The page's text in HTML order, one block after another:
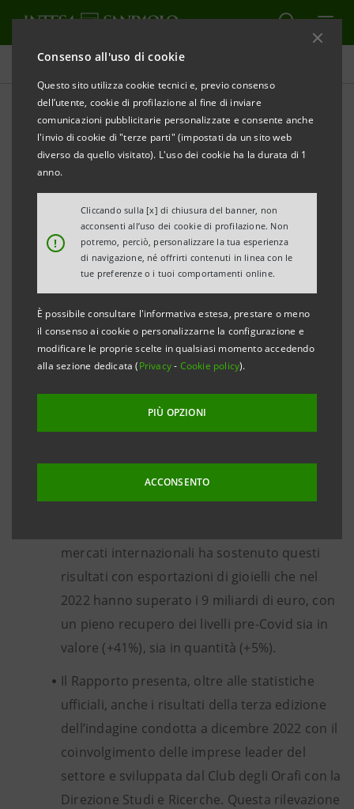
Consenso all'uso di cookie
Questo sito utilizza cookie tecnici e, previo consenso
dell’utente, cookie di profilazione al fine di inviare
comunicazioni pubblicitarie personalizzate e consente anche
l'invio di cookie di "terze parti" (impostati da un sito web
diverso da quello visitato). L'uso dei cookie ha la durata di 1
anno.
!
Cliccando sulla [x] di chiusura del banner, non
acconsenti all’uso dei cookie di profilazione. Non
potremo, perciò, personalizzare la tua esperienza
di navigazione, né offrirti contenuti in linea con le
tue preferenze o i tuoi comportamenti online.
È possibile consultare l'informativa estesa, prestare o meno
il consenso ai cookie o personalizzarne la configurazione e
modificare le proprie scelte in qualsiasi momento accedendo
alla sezione dedicata (Privacy- Cookie policy).
PIÙ OPZIONI
ACCONSENTO
Comunicati stampa
STAMPA AGGIORNA
COMUNICATO STAMPA
Un 2022 in netta crescita per il settore orafo e
Fatturato ed esportazioni in forte aumento
nonostante le incertezze del mercato nei dati Club
degli Orafi Italia – Intesa Sanpaolo
Il Club degli Orafi e Intesa Sanpaolo hanno
presentato il Rapporto congiunto sul settore
orafo italiano per condividere le rispettive
conoscenze sul settore e integrare le analisi
positivo con un fatturato in crescita del 22,1%
che rafforza l’importante rimbalzo maturato
mercati internazionali ha sostenuto questi
risultati con esportazioni di gioielli che nel
2022 hanno superato i 9 miliardi di euro, con
un pieno recupero dei livelli pre-Covid sia in
valore (+41%), sia in quantità (+5%).
Il Rapporto presenta, oltre alle statistiche
ufficiali, anche i risultati della terza edizione
dell’indagine condotta a dicembre 2022 con il
coinvolgimento delle imprese leader del
settore e sviluppata dal Club degli Orafi con la
Direzione Studi e Ricerche. Questa rilevazione